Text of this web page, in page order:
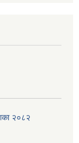
२०८२